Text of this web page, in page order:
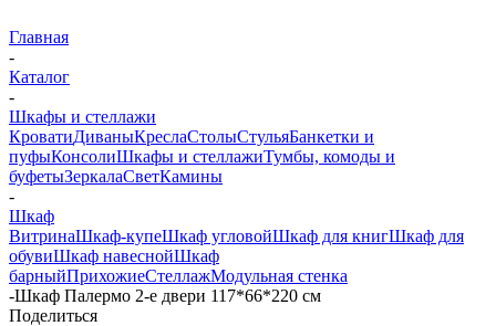
Главная
-
Каталог
-
Шкафы и стеллажи
КроватиДиваныКреслаСтолыСтульяБанкетки и
пуфыКонсолиШкафы и стеллажиТумбы, комоды и
буфетыЗеркалаСветКамины
-
Шкаф
ВитринаШкаф-купеШкаф угловойШкаф для книгШкаф для
обувиШкаф навеснойШкаф
барныйПрихожиеСтеллажМодульная стенка
-Шкаф Палермо 2-е двери 117*66*220 см
Поделиться